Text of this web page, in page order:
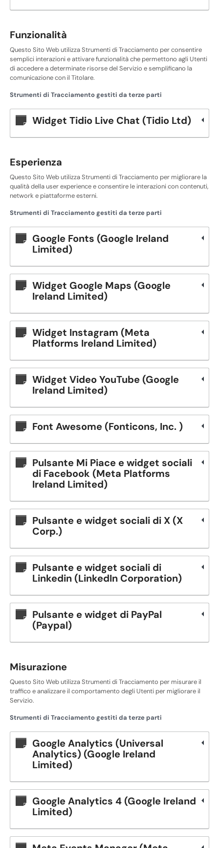
Funzionalità
Questo Sito Web utilizza Strumenti di Tracciamento per consentire
semplici interazioni e attivare funzionalità che permettono agli Utenti
di accedere a determinate risorse del Servizio e semplificano la
comunicazione con il Titolare.
Strumenti di Tracciamento gestiti da terze parti
Widget Tidio Live Chat (Tidio Ltd)
Esperienza
Questo Sito Web utilizza Strumenti di Tracciamento per migliorare la
qualità della user experience e consentire le interazioni con contenuti,
network e piattaforme esterni.
Strumenti di Tracciamento gestiti da terze parti
Google Fonts (Google Ireland
Limited)
Widget Google Maps (Google
Ireland Limited)
Widget Instagram (Meta
Platforms Ireland Limited)
Widget Video YouTube (Google
Ireland Limited)
Font Awesome (Fonticons, Inc. )
Pulsante Mi Piace e widget sociali
di Facebook (Meta Platforms
Ireland Limited)
Pulsante e widget sociali di X (X
Corp.)
Pulsante e widget sociali di
Linkedin (LinkedIn Corporation)
Pulsante e widget di PayPal
(Paypal)
Misurazione
Questo Sito Web utilizza Strumenti di Tracciamento per misurare il
traffico e analizzare il comportamento degli Utenti per migliorare il
Servizio.
Strumenti di Tracciamento gestiti da terze parti
Google Analytics (Universal
Analytics) (Google Ireland
Limited)
Google Analytics 4 (Google Ireland
Limited)